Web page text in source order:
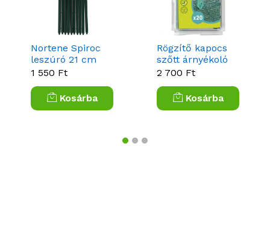
Nortene Spiroc
leszúró 21 cm
hosszú
1 550 Ft
Kosárba
Rögzítő kapocs
szőtt árnyékoló
hálóhoz Fixatex
2 700 Ft
Kosárba